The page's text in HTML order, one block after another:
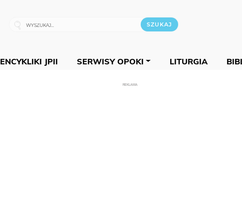
ENCYKLIKI JPII SERWISY OPOKI LITURGIA
REKLAMA